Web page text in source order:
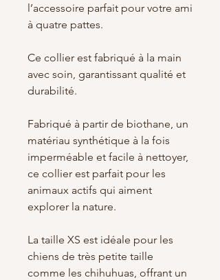
l’accessoire parfait pour votre ami
à quatre pattes.
Ce collier est fabriqué à la main
avec soin, garantissant qualité et
durabilité.
Fabriqué à partir de biothane, un
matériau synthétique à la fois
imperméable et facile à nettoyer,
ce collier est parfait pour les
animaux actifs qui aiment
explorer la nature.
La taille XS est idéale pour les
chiens de très petite taille
comme les chihuhuas, offrant un